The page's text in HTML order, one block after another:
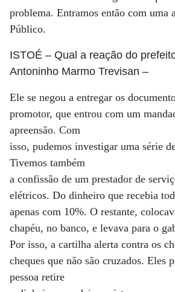
problema. Entramos então com uma
Público.
ISTOÉ – Qual a reação do
Antoninho Marmo Trevisan –
Ele se negou a entregar os
promotor, que entrou com um
apreensão. Com
isso, pudemos investigar uma série
Tivemos também
a confissão de um prestador de
elétricos. Do dinheiro que recebia
apenas com 10%. O restante,
chapéu, no banco, e levava para o
Por isso, a cartilha alerta contra os
cheques que não são cruzados. Eles
pessoa retire